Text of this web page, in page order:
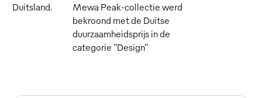
in Duitsland.
Mewa Peak-collectie werd
bekroond met de Duitse
duurzaamheidsprijs in de
categorie "Design"